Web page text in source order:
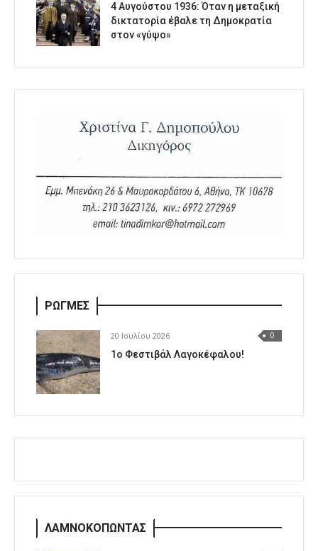
4 Αυγούστου 1936: Όταν η μεταξική
δικτατορία έβαλε τη Δημοκρατία
στον «γύψο»
ΡΩΓΜΕΣ
20 Ιουλίου 2026 0
1o Φεστιβάλ Λαγοκέφαλου!
ΛΑΜΝΟΚΟΠΩΝΤΑΣ